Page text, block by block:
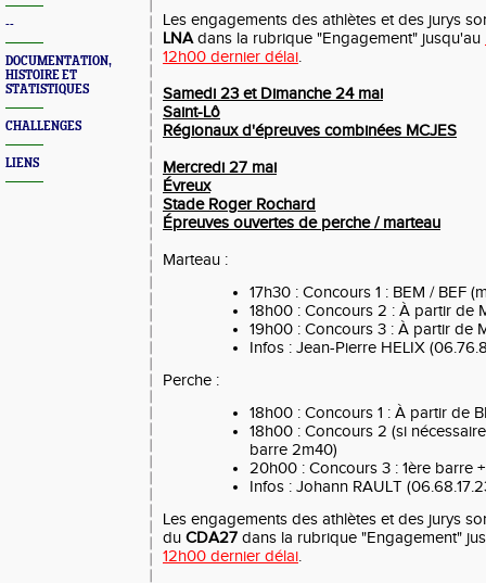
--
DOCUMENTATION,
HISTOIRE ET
STATISTIQUES
CHALLENGES
LIENS
Les engagements des athlètes et des jurys
LNAdans la rubrique "Engagement" jusqu'au
12h00 dernier délai.
Samedi 23 et Dimanche 24 mai
Saint-Lô
Régionaux d'épreuves combinées MCJES
Mercredi 27 mai
Évreux
Stade Roger Rochard
Épreuves ouvertes de perche / marteau
Marteau :
17h30 : Concours 1 : BEM / BEF
18h00 : Concours 2 : À partir de
19h00 : Concours 3 : À partir de
Infos : Jean-Pierre HELIX
Perche :
18h00 : Concours 1 : À partir de
18h00 : Concours 2 (si
barre 2m40)
20h00 : Concours 3 : 1ère barre
Infos : Johann RAULT
Les engagements des athlètes et des jurys
du CDA27 dans la rubrique "Engagement"
12h00 dernier délai.